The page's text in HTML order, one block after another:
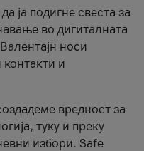
ја подигне свеста за
во дигиталната
носи
и
вредност за
туку и преку
избори. Safe